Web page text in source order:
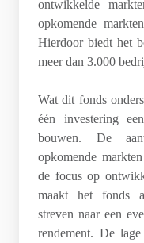
ontwikkelde
opkomende
Hierdoor biedt het
meer dan 3.000
Wat dit fonds
één investering
bouwen. De
opkomende
de focus op
maakt het fonds
streven naar een
rendement. De